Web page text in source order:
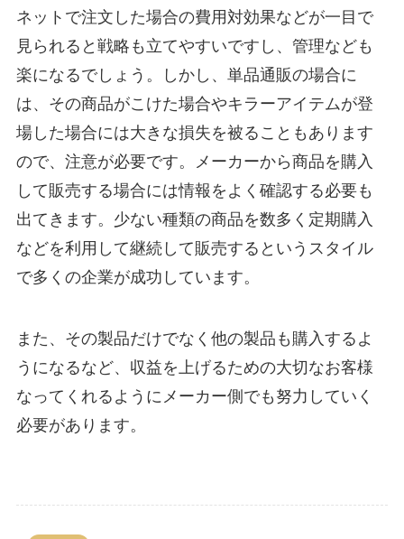
ネットで注文した場合の費用対効果などが一目で
見られると戦略も立てやすいですし、管理なども
楽になるでしょう。しかし、単品通販の場合に
は、その商品がこけた場合やキラーアイテムが登
場した場合には大きな損失を被ることもあります
ので、注意が必要です。メーカーから商品を購入
して販売する場合には情報をよく確認する必要も
出てきます。少ない種類の商品を数多く定期購入
などを利用して継続して販売するというスタイル
で多くの企業が成功しています。
また、その製品だけでなく他の製品も購入するよ
うになるなど、収益を上げるための大切なお客様
なってくれるようにメーカー側でも努力していく
必要があります。